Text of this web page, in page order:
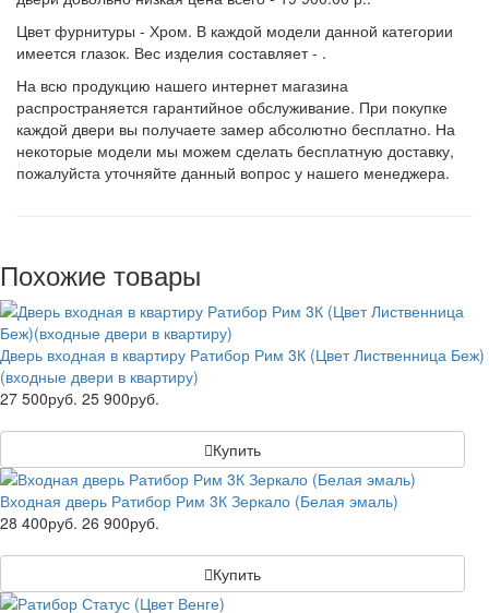
Цвет фурнитуры - Хром. В каждой модели данной категории
имеется глазок. Вес изделия составляет - .
На всю продукцию нашего интернет магазина
распространяется гарантийное обслуживание. При покупке
каждой двери вы получаете замер абсолютно бесплатно. На
некоторые модели мы можем сделать бесплатную доставку,
пожалуйста уточняйте данный вопрос у нашего менеджера.
Похожие товары
Дверь входная в квартиру Ратибор Рим 3К (Цвет Лиственница Беж)
(входные двери в квартиру)
27 500руб. 25 900руб.
Купить
Входная дверь Ратибор Рим 3К Зеркало (Белая эмаль)
28 400руб. 26 900руб.
Купить